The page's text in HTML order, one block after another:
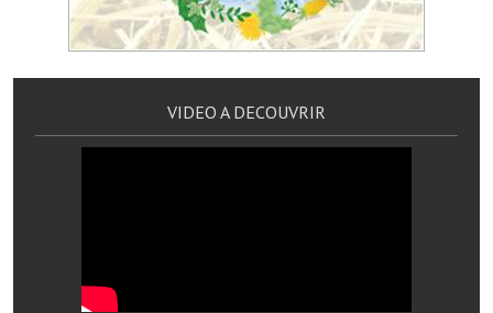
VILLE ACTIVE
La société musicale de l'Avenir Fressinois
La troupe théâtrale de l'Avenir Fressinois
Le foyer rural
VIDEO A DECOUVRIR